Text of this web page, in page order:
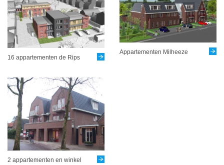
16 appartementen de Rips
Appartementen Milheeze
2 appartementen en winkel